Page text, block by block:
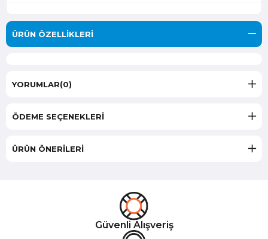
ÜRÜN ÖZELLIKLERI
YORUMLAR(0)
ÖDEME SEÇENEKLERI
ÜRÜN ÖNERILERI
Güvenli Alışveriş